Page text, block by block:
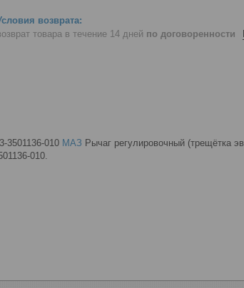
товара в течение 14 дней по договоренности
3501136-010 МАЗ Рычаг регулировочный (трещётка
010.